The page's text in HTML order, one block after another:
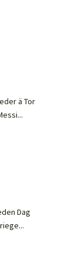
ä Tor
Dag